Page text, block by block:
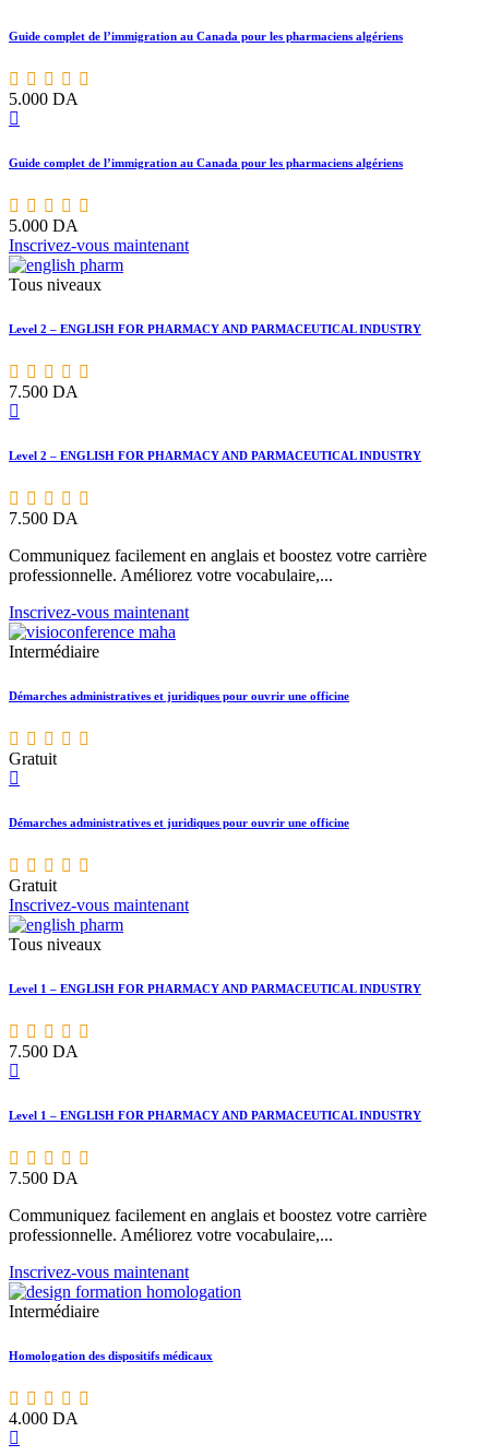
Guide complet de l’immigration au Canada pour les pharmaciens algériens
5.000 DA
Guide complet de l’immigration au Canada pour les pharmaciens algériens
5.000 DA
Inscrivez-vous maintenant
Tous niveaux
Level 2 – ENGLISH FOR PHARMACY AND PARMACEUTICAL INDUSTRY
7.500 DA
Level 2 – ENGLISH FOR PHARMACY AND PARMACEUTICAL INDUSTRY
7.500 DA
Communiquez facilement en anglais et boostez votre carrière
professionnelle. Améliorez votre vocabulaire,...
Inscrivez-vous maintenant
Intermédiaire
Démarches administratives et juridiques pour ouvrir une officine
Gratuit
Démarches administratives et juridiques pour ouvrir une officine
Gratuit
Inscrivez-vous maintenant
Tous niveaux
Level 1 – ENGLISH FOR PHARMACY AND PARMACEUTICAL INDUSTRY
7.500 DA
Level 1 – ENGLISH FOR PHARMACY AND PARMACEUTICAL INDUSTRY
7.500 DA
Communiquez facilement en anglais et boostez votre carrière
professionnelle. Améliorez votre vocabulaire,...
Inscrivez-vous maintenant
Intermédiaire
Homologation des dispositifs médicaux
4.000 DA